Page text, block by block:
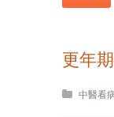
更年
中醫看